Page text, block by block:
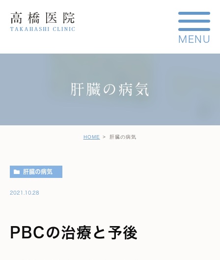
肝臓の病気
HOME 肝臓の病気
肝臓の病気
2021.10.28
PBCの治療と予後